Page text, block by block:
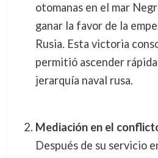
otomanas en el mar
ganar la favor de la
Rusia. Esta victoria
permitió ascender
jerarquía naval rusa.
Mediación en el
Después de su servicio